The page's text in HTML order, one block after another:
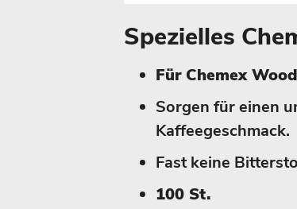
Spezielles
Für Chemex
Sorgen für einen
Kaffeegeschmack.
Fast keine
100 St.